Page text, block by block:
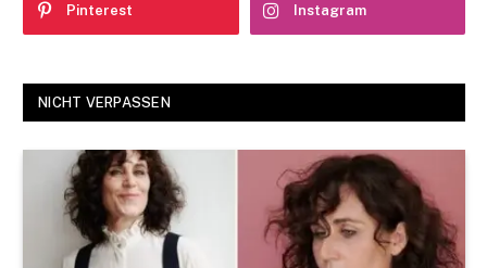
Pinterest Instagram
NICHT VERPASSEN